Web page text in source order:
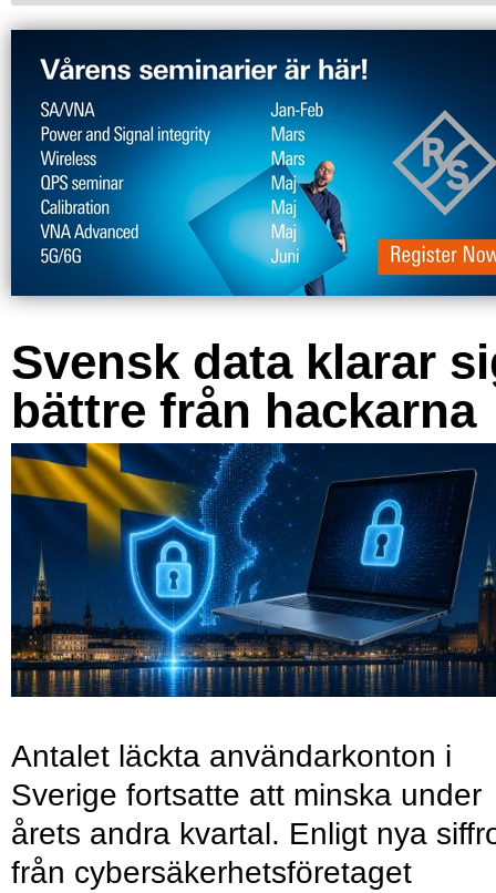
Svensk data klarar
bättre från hackarna
Antalet läckta användarkonton i
Sverige fortsatte att minska under
årets andra kvartal. Enligt nya
från cybersäkerhetsföretaget